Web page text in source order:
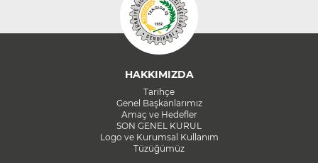
HAKKIMIZDA
Tarihçe
Genel Başkanlarımız
Amaç ve Hedefler
SON GENEL KURUL
Logo ve Kurumsal Kullanım
Tüzüğümüz